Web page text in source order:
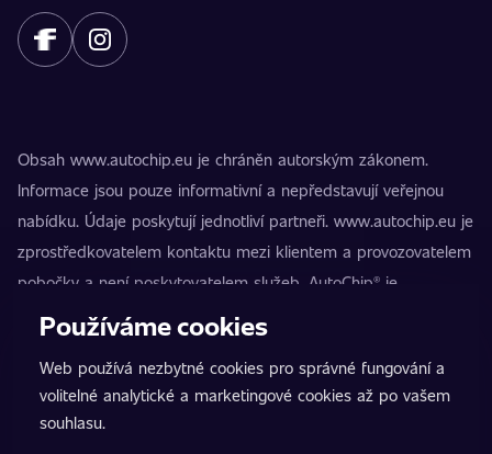
Obsah www.autochip.eu je chráněn autorským zákonem.
Informace jsou pouze informativní a nepředstavují veřejnou
nabídku. Údaje poskytují jednotliví partneři. www.autochip.eu je
zprostředkovatelem kontaktu mezi klientem a provozovatelem
pobočky a není poskytovatelem služeb. AutoChip® je
registrovaná ochranná známka Petra Kučery. Úpravy, které
nezpůsobilosti vozidla k provozu na pozemních komunikacích.
Přesné informace poskytuje vždy konkrétní provozovatel
pobočky.
Používáme cookies
Web používá nezbytné cookies pro správné fungování a
volitelné analytické a marketingové cookies až po vašem
souhlasu.